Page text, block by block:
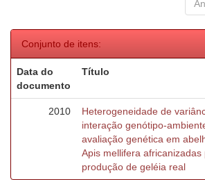
Conjunto de itens:
Data do
documento
Título
2010
Heterogeneidade de
interação genótipo-
avaliação genética em
Apis mellifera africanizadas
produção de geléia real